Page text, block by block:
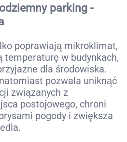
parking -
poprawiają mikroklimat,
temperaturę w budynkach,
dla środowiska.
pozwala uniknąć
związanych z
postojowego, chroni
pogody i zwiększa